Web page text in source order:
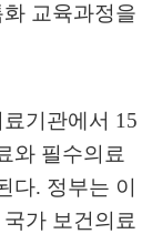
교육과정을
기관에서 15
와 필수의료
다. 정부는 이
가 보건의료